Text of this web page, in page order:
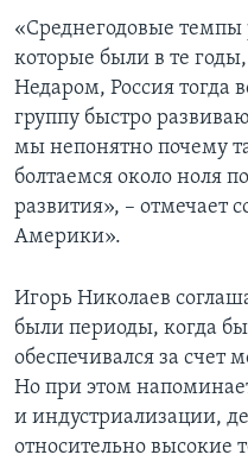
«Среднегодовые темпы
которые были в те
Недаром, Россия тогда
группу быстро
мы непонятно почему
болтаемся около ноля
развития», – отмечает
Америки».
Игорь Николаев
были периоды, когда
обеспечивался за счет
Но при этом
и индустриализации,
относительно высокие